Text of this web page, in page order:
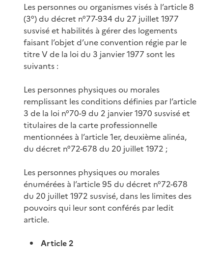
Les personnes ou organismes visés à l’article 8
(3°) du décret n°77-934 du 27 juillet 1977
susvisé et habilités à gérer des logements
faisant l’objet d’une convention régie par le
titre V de la loi du 3 janvier 1977 sont les
suivants :
Les personnes physiques ou morales
remplissant les conditions définies par l’article
3 de la loi n°70-9 du 2 janvier 1970 susvisé et
titulaires de la carte professionnelle
mentionnées à l’article 1er, deuxième alinéa,
du décret n°72-678 du 20 juillet 1972 ;
Les personnes physiques ou morales
énumérées à l’article 95 du décret n°72-678
du 20 juillet 1972 susvisé, dans les limites des
pouvoirs qui leur sont conférés par ledit
article.
Article 2